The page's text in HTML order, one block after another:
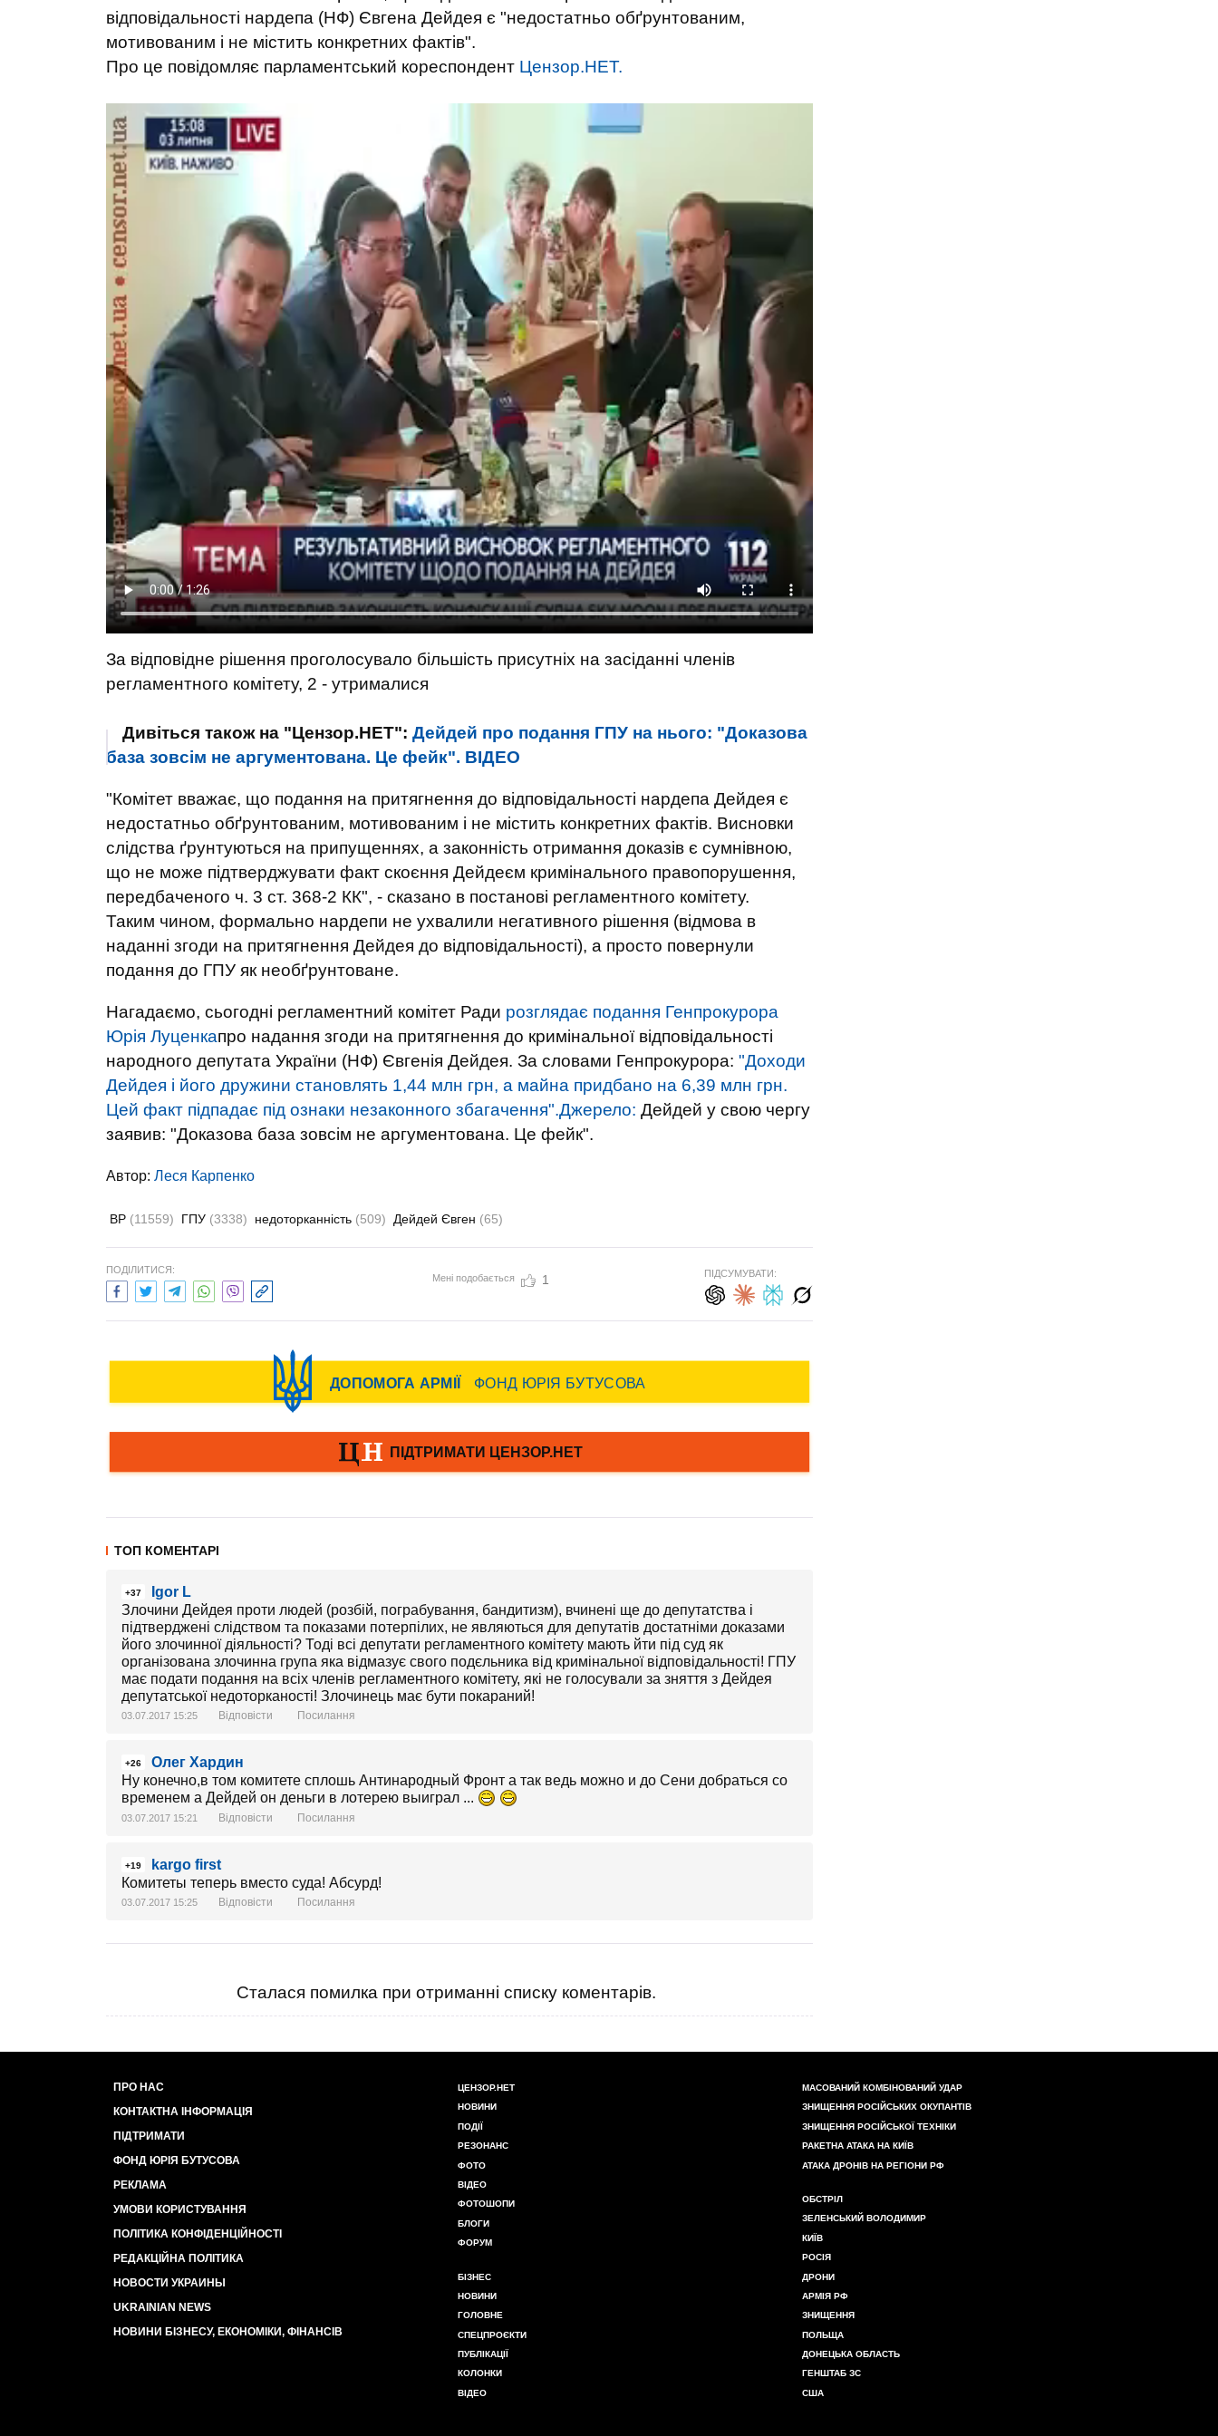
відповідальності нардепа (НФ) Євгена Дейдея є "недостатньо обґрунтованим,
мотивованим і не містить конкретних фактів".
Про це повідомляє парламентський кореспондент Цензор.НЕТ.
За відповідне рішення проголосувало більшість присутніх на засіданні членів
регламентного комітету, 2 - утрималися
Дивіться також на "Цензор.НЕТ": Дейдей про подання ГПУ на нього: "Доказова
база зовсім не аргументована. Це фейк". ВIДЕО
"Комітет вважає, що подання на притягнення до відповідальності нардепа Дейдея є
недостатньо обґрунтованим, мотивованим і не містить конкретних фактів. Висновки
слідства ґрунтуються на припущеннях, а законність отримання доказів є сумнівною,
що не може підтверджувати факт скоєння Дейдеєм кримінального правопорушення,
передбаченого ч. 3 ст. 368-2 КК", - сказано в постанові регламентного комітету.
Таким чином, формально нардепи не ухвалили негативного рішення (відмова в
наданні згоди на притягнення Дейдея до відповідальності), а просто повернули
подання до ГПУ як необґрунтоване.
Нагадаємо, сьогодні регламентний комітет Ради розглядає подання Генпрокурора
Юрія Луценкапро надання згоди на притягнення до кримінальної відповідальності
народного депутата України (НФ) Євгенія Дейдея. За словами Генпрокурора: "Доходи
Дейдея і його дружини становлять 1,44 млн грн, а майна придбано на 6,39 млн грн.
Цей факт підпадає під ознаки незаконного збагачення".Джерело: Дейдей у свою чергу
заявив: "Доказова база зовсім не аргументована. Це фейк".
Автор: Леся Карпенко
ВР (11559) ГПУ (3338) недоторканність (509) Дейдей Євген (65)
ПОДІЛИТИСЯ:
Мені подобається 1 ПІДСУМУВАТИ:
ТОП КОМЕНТАРІ
+37
Igor L
Злочини Дейдея проти людей (розбій, пограбування, бандитизм), вчинені ще до депутатства і
підтверджені слідством та показами потерпілих, не являються для депутатів достатніми доказами
його злочинної діяльності? Тоді всі депутати регламентного комітету мають йти під суд як
організована злочинна група яка відмазує свого подєльника від кримінальної відповідальності! ГПУ
має подати подання на всіх членів регламентного комітету, які не голосували за зняття з Дейдея
депутатської недоторканості! Злочинець має бути покараний!
03.07.2017 15:25 Відповісти Посилання
+26
Олег Хардин
Ну конечно,в том комитете сплошь Антинародный Фронт а так ведь можно и до Сени добраться со
временем а Дейдей он деньги в лотерею выиграл ...
03.07.2017 15:21 Відповісти Посилання
+19
kargo first
Комитеты теперь вместо суда! Абсурд!
03.07.2017 15:25 Відповісти Посилання
Сталася помилка при отриманні списку коментарів.
ПРО НАС
КОНТАКТНА ІНФОРМАЦІЯ
ПІДТРИМАТИ
ФОНД ЮРІЯ БУТУСОВА
РЕКЛАМА
УМОВИ КОРИСТУВАННЯ
ПОЛІТИКА КОНФІДЕНЦІЙНОСТІ
РЕДАКЦІЙНА ПОЛІТИКА
НОВОСТИ УКРАИНЫ
UKRAINIAN NEWS
НОВИНИ БІЗНЕСУ, ЕКОНОМІКИ, ФІНАНСІВ
ЦЕНЗОР.НЕТ
НОВИНИ
ПОДІЇ
РЕЗОНАНС
ФОТО
ВІДЕО
ФОТОШОПИ
БЛОГИ
ФОРУМ
БІЗНЕС
НОВИНИ
ГОЛОВНЕ
СПЕЦПРОЄКТИ
ПУБЛІКАЦІЇ
КОЛОНКИ
ВІДЕО
МАСОВАНИЙ КОМБІНОВАНИЙ УДАР
ЗНИЩЕННЯ РОСІЙСЬКИХ ОКУПАНТІВ
ЗНИЩЕННЯ РОСІЙСЬКОЇ ТЕХНІКИ
РАКЕТНА АТАКА НА КИЇВ
АТАКА ДРОНІВ НА РЕГІОНИ РФ
ОБСТРІЛ
ЗЕЛЕНСЬКИЙ ВОЛОДИМИР
КИЇВ
РОСІЯ
ДРОНИ
АРМІЯ РФ
ЗНИЩЕННЯ
ПОЛЬЩА
ДОНЕЦЬКА ОБЛАСТЬ
ГЕНШТАБ ЗС
США